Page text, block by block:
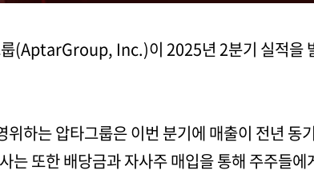
룹(AptarGroup, Inc.)이 2025년 2분기 실적을
하는 압타그룹은 이번 분기에 매출이 전년 동
또한 배당금과 자사주 매입을 통해 주주들에